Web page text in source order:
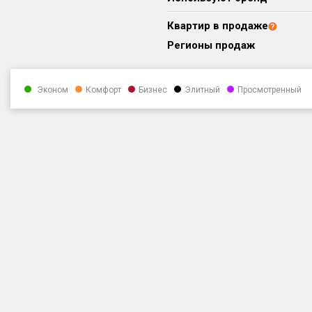
Квартир в продаже
Регионы продаж
Эконом Комфорт Бизнес Элитный Просмотренный